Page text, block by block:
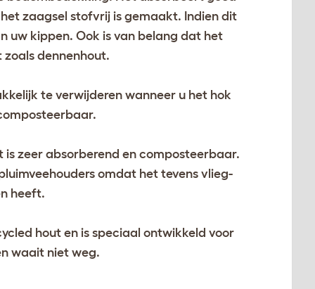
zaagsel stofvrij is gemaakt. Indien dit
uw kippen. Ook is van belang dat het
dennenhout.
te verwijderen wanneer u het hok
zeer absorberend en composteerbaar.
omdat het tevens vlieg-
heeft.
hout en is speciaal ontwikkeld voor
waait niet weg.